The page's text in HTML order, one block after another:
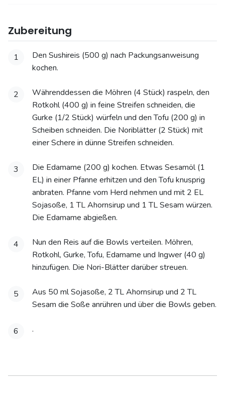
Zubereitung
1
Den Sushireis (500 g) nach Packungsanweisung
kochen.
2
Währenddessen die Möhren (4 Stück) raspeln, den
Rotkohl (400 g) in feine Streifen schneiden, die
Gurke (1/2 Stück) würfeln und den Tofu (200 g) in
Scheiben schneiden. Die Noriblätter (2 Stück) mit
einer Schere in dünne Streifen schneiden.
3
Die Edamame (200 g) kochen. Etwas Sesamöl (1
EL) in einer Pfanne erhitzen und den Tofu knusprig
anbraten. Pfanne vom Herd nehmen und mit 2 EL
Sojasoße, 1 TL Ahornsirup und 1 TL Sesam würzen.
Die Edamame abgießen.
4
Nun den Reis auf die Bowls verteilen. Möhren,
Rotkohl, Gurke, Tofu, Edamame und Ingwer (40 g)
hinzufügen. Die Nori-Blätter darüber streuen.
5
Aus 50 ml Sojasoße, 2 TL Ahornsirup und 2 TL
Sesam die Soße anrühren und über die Bowls geben.
6 .